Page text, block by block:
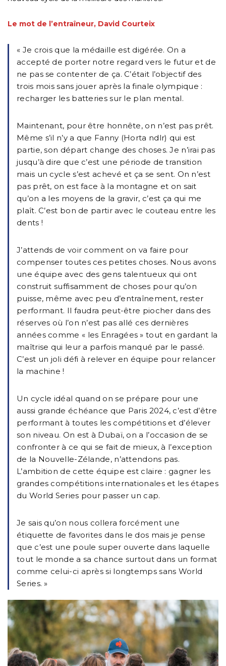
Le mot de l’entraîneur, David Courteix
« Je crois que la médaille est digérée. On a
accepté de porter notre regard vers le futur et de
ne pas se contenter de ça. C’était l’objectif des
trois mois sans jouer après la finale olympique :
recharger les batteries sur le plan mental.
Maintenant, pour être honnête, on n’est pas prêt.
Même s’il n’y a que Fanny (Horta ndlr) qui est
partie, son départ change des choses. Je n’irai pas
jusqu’à dire que c’est une période de transition
mais un cycle s’est achevé et ça se sent. On n’est
pas prêt, on est face à la montagne et on sait
qu’on a les moyens de la gravir, c’est ça qui me
plaît. C’est bon de partir avec le couteau entre les
dents !
J’attends de voir comment on va faire pour
compenser toutes ces petites choses. Nous avons
une équipe avec des gens talentueux qui ont
construit suffisamment de choses pour qu’on
puisse, même avec peu d’entraînement, rester
performant. Il faudra peut-être piocher dans des
réserves où l’on n’est pas allé ces dernières
années comme « les Enragées » tout en gardant la
maîtrise qui leur a parfois manqué par le passé.
C’est un joli défi à relever en équipe pour relancer
la machine !
Un cycle idéal quand on se prépare pour une
aussi grande échéance que Paris 2024, c’est d’être
performant à toutes les compétitions et d’élever
son niveau. On est à Dubaï, on a l’occasion de se
confronter à ce qui se fait de mieux, à l’exception
de la Nouvelle-Zélande, n’attendons pas.
L’ambition de cette équipe est claire : gagner les
grandes compétitions internationales et les étapes
du World Series pour passer un cap.
Je sais qu’on nous collera forcément une
étiquette de favorites dans le dos mais je pense
que c’est une poule super ouverte dans laquelle
tout le monde a sa chance surtout dans un format
comme celui-ci après si longtemps sans World
Series. »